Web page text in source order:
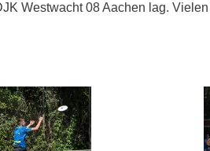
Westwacht 08 Aachen lag.